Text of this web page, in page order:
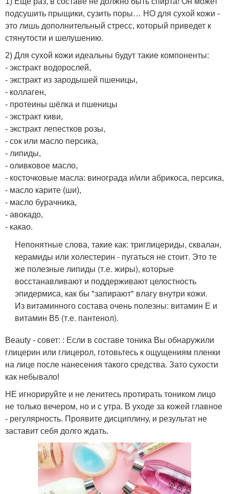
подсушить прыщики, сузить поры… НО для сухой кожи -
это лишь дополнительный стресс, который приведет к
стянутости и шелушению.
2) Для сухой кожи идеальны будут такие компоненты:
- экстракт водорослей,
- экстракт из зародышей пшеницы,
- коллаген,
- протеины шёлка и пшеницы
- экстракт киви,
- экстракт лепестков розы,
- сок или масло персика,
- липиды,
- оливковое масло,
- косточковые масла: винограда и/или абрикоса, персика,
- масло карите (ши),
- масло бурачника,
- авокадо,
- какао.
Непонятные слова, такие как: триглицериды, сквалан,
керамиды или холестерин - пугаться не стоит. Это те
же полезные липиды (т.е. жиры), которые
восстанавливают и поддерживают целостность
эпидермиса, как бы "запирают" влагу внутри кожи.
Из витаминного состава очень полезны: витамин Е и
витамин В5 (т.е. пантенол).
Beauty - совет: : Если в составе тоника Вы обнаружили
глицерин или глицерол, готовьтесь к ощущениям пленки
на лице после нанесения такого средства. Зато сухости
как небывало!
НЕ игнорируйте и не ленитесь протирать тоником лицо
не только вечером, но и с утра. В уходе за кожей главное
- регулярность. Проявите дисциплину, и результат не
заставит себя долго ждать.